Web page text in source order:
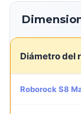
Diámetro del
Roborock S8